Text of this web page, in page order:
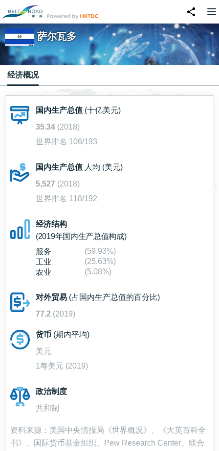
萨尔瓦多
经济概况
国内生产总值 (十亿美元)
35.34 (2018)
世界排名 106/193
国内生产总值 人均 (美元)
5,527 (2018)
世界排名 118/192
经济结构
(2019年国内生产总值构成)
服务
(59.93%)
工业
(25.63%)
农业
(5.08%)
对外贸易 (占国内生产总值的百分比)
77.2 (2019)
货币 (期内平均)
美元
1每美元 (2019)
政治制度
共和制
资料来源：美国中央情报局《世界概况》、《大英百科全
书》、国际货币基金组织、Pew Research Center、联合